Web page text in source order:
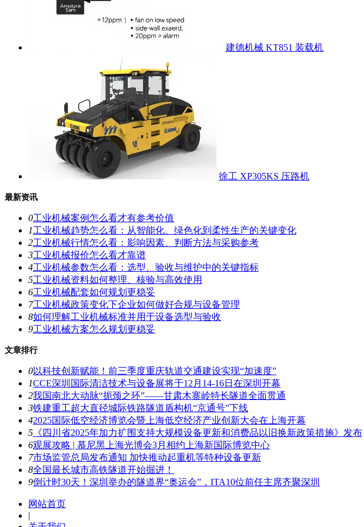
建德机械 KT851 装载机
徐工 XP305KS 压路机
最新资讯
0工业机械案例怎么看才有参考价值
1工业机械趋势怎么看：从智能化、绿色化到柔性生产的关键变化
2工业机械行情怎么看：影响因素、判断方法与采购参考
3工业机械报价怎么看才靠谱
4工业机械参数怎么看：选型、验收与维护中的关键指标
5工业机械资料如何整理、核验与高效使用
6工业机械配套如何规划更稳妥
7工业机械政策变化下企业如何做好合规与设备管理
8如何理解工业机械标准并用于设备选型与验收
9工业机械方案怎么规划更稳妥
文章排行
0以科技创新赋能！前三季度重庆轨道交通建设实现“加速度”
1CCE深圳国际清洁技术与设备展将于12月14-16日在深圳开幕
2我国南北大动脉“扼颈之环”――甘肃木寨岭特长隧道全面贯通
3铁建重工超大直径城际铁路隧道盾构机“京通号”下线
42025国际低空经济博览会暨上海低空经济产业创新大会在上海开幕
5 《四川省2025年加力扩围支持大规模设备更新和消费品以旧换新政策措施》发布
6观展攻略 | 慕尼黑上海光博会3月相约上海新国际博览中心
7市场监管总局发布通知 加快推动起重机等特种设备更新
8全国最长城市高铁隧道开始掘进！
9倒计时30天！深圳举办的隧道界“奥运会”，ITA10位前任主席齐聚深圳
网站首页
|